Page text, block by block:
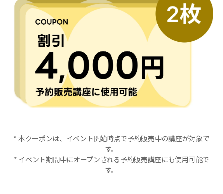
* 本クーポンは、イベント開始時点で予約販売中の講座が対象で
す。
* イベント期間中にオープンされる予約販売講座にも使用可能で
す。